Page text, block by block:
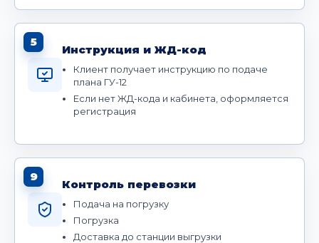
5
Инструкция и ЖД-код
Клиент получает инструкцию по подаче
плана ГУ-12
Если нет ЖД-кода и кабинета, оформляется
регистрация
9
Контроль перевозки
Подача на погрузку
Погрузка
Доставка до станции выгрузки